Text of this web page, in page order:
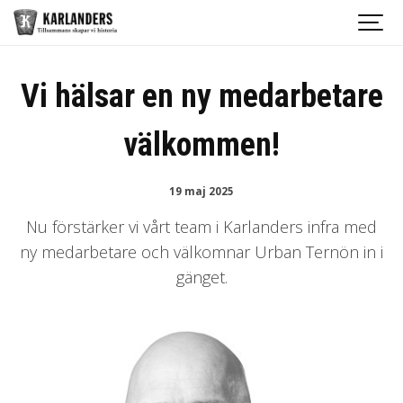
Vi hälsar en ny medarbetare
välkommen!
19 maj 2025
Nu förstärker vi vårt team i Karlanders infra med
ny medarbetare och välkomnar Urban Ternön in i
gänget.